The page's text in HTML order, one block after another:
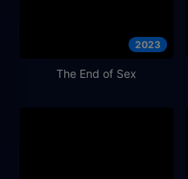
2023
The End of Sex